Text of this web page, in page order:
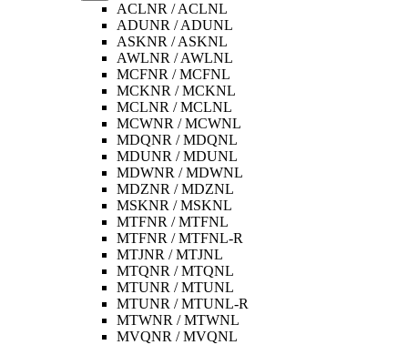
ACLNR / ACLNL
ADUNR / ADUNL
ASKNR / ASKNL
AWLNR / AWLNL
MCFNR / MCFNL
MCKNR / MCKNL
MCLNR / MCLNL
MCWNR / MCWNL
MDQNR / MDQNL
MDUNR / MDUNL
MDWNR / MDWNL
MDZNR / MDZNL
MSKNR / MSKNL
MTFNR / MTFNL
MTFNR / MTFNL-R
MTJNR / MTJNL
MTQNR / MTQNL
MTUNR / MTUNL
MTUNR / MTUNL-R
MTWNR / MTWNL
MVQNR / MVQNL